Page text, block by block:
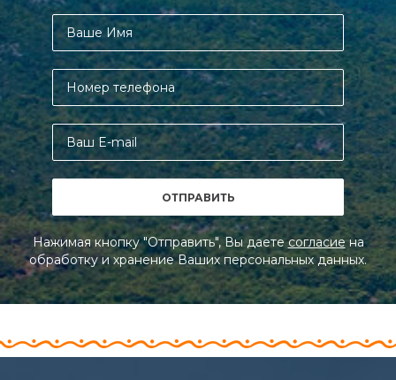
Нажимая кнопку "Отправить", Вы даетесогласиена
обработку и хранение Ваших персональных данных.